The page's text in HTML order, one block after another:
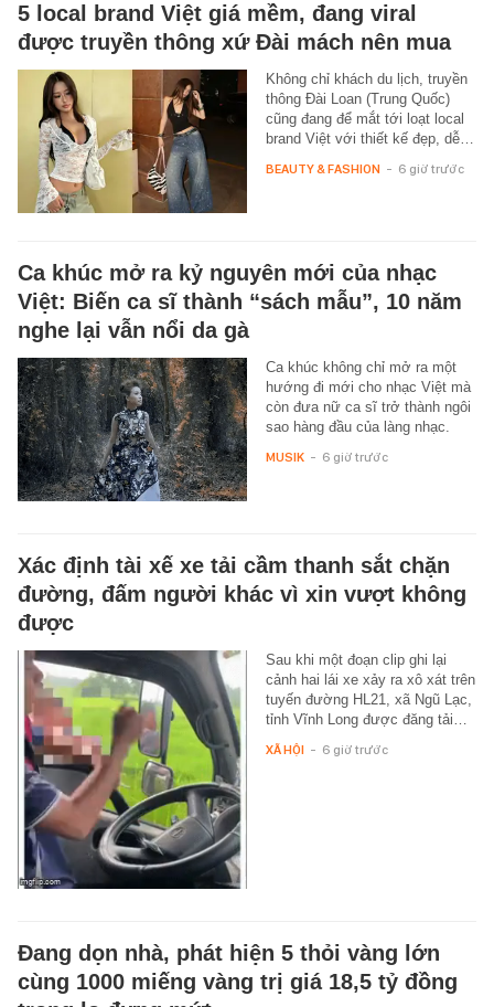
5 local brand Việt giá mềm, đang viral
được truyền thông xứ Đài mách nên mua
Không chỉ khách du lịch, truyền
thông Đài Loan (Trung Quốc)
cũng đang để mắt tới loạt local
brand Việt với thiết kế đẹp, dễ…
BEAUTY & FASHION - 6 giờ trước
Ca khúc mở ra kỷ nguyên mới của nhạc
Việt: Biến ca sĩ thành “sách mẫu”, 10 năm
nghe lại vẫn nổi da gà
Ca khúc không chỉ mở ra một
hướng đi mới cho nhạc Việt mà
còn đưa nữ ca sĩ trở thành ngôi
sao hàng đầu của làng nhạc.
MUSIK - 6 giờ trước
Xác định tài xế xe tải cầm thanh sắt chặn
đường, đấm người khác vì xin vượt không
được
Sau khi một đoạn clip ghi lại
cảnh hai lái xe xảy ra xô xát trên
tuyến đường HL21, xã Ngũ Lạc,
tỉnh Vĩnh Long được đăng tải…
XÃ HỘI - 6 giờ trước
Đang dọn nhà, phát hiện 5 thỏi vàng lớn
cùng 1000 miếng vàng trị giá 18,5 tỷ đồng